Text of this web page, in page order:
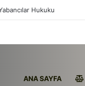
Hukuku
ANA SAYFA